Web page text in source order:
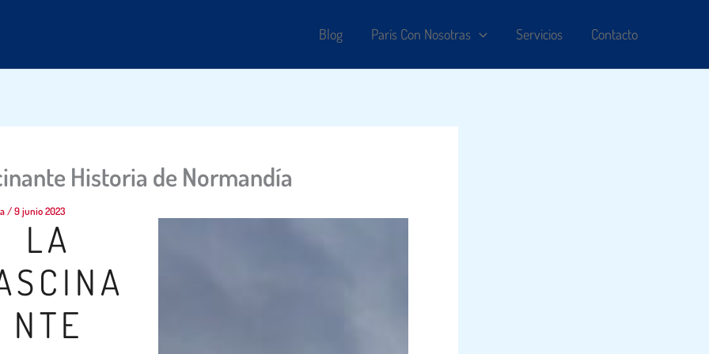
Blog París Con Nosotras Servicios Contacto
Historia de Normandía
/9 junio 2023
LA
NTE